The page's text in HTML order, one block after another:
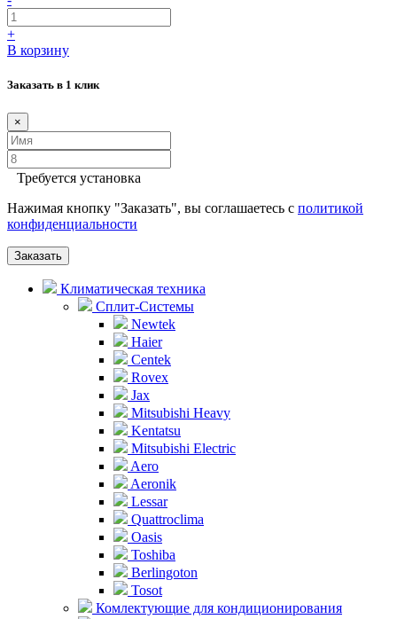
+
В корзину
Заказать в 1 клик
×
Требуется установка
Нажимая кнопку "Заказать", вы соглашаетесь с политикой
конфиденциальности
Заказать
Климатическая техника
Сплит-Системы
Newtek
Haier
Centek
Rovex
Jax
Mitsubishi Heavy
Kentatsu
Mitsubishi Electric
Aero
Aeronik
Lessar
Quattroclima
Oasis
Toshiba
Berlingoton
Tosot
Комлектующие для кондиционирования